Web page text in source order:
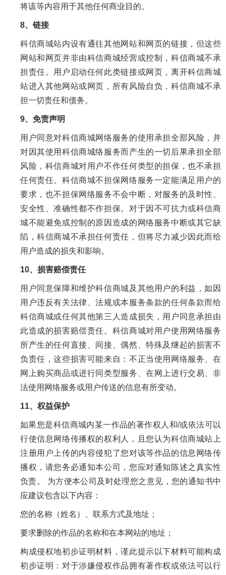
将该等内容用于其他任何商业目的。
8、链接
科信商城站内设有通往其他网站和网页的链接，但这些
网站和网页并非由科信商城经营或控制，科信商城不承
担责任。用户启动任何此类链接或网页，离开科信商城
站进入其他网站或网页，所有风险自负，科信商城不承
担一切责任和债务。
9、免责声明
用户同意对科信商城网络服务的使用承担全部风险，并
对因其使用科信商城络服务而产生的一切后果承担全部
风险，科信商城对用户不作任何类型的担保，也不承担
任何责任。科信商城不担保网络服务一定能满足用户的
要求，也不担保网络服务不会中断，对服务的及时性、
安全性、准确性都不作担保。对于因不可抗力或科信商
城不能避免或控制的原因造成的网络服务中断或其它缺
陷，科信商城不承担任何责任，但将尽力减少因此而给
用户造成的损失和影响。
10、损害赔偿责任
用户同意保障和维护科信商城及其他用户的利益，如因
用户违反有关法律、法规或本服务条款的任何条款而给
科信商城或任何其他第三人造成损失，用户同意承担由
此造成的损害赔偿责任。科信商城对用户使用网络服务
所产生的任何直接、间接、偶然、特殊及继起的损害不
负责任，这些损害可能来自：不正当使用网络服务、在
网上购买商品或进行同类型服务、在网上进行交易、非
法使用网络服务或用户传送的信息有所变动。
11、权益保护
如果您是科信商城内某一作品的著作权人和/或依法可以
行使信息网络传播权的权利人，且您认为科信商城站上
注册用户上传的内容侵犯了您对该等作品的信息网络传
播权，请您务必通知本公司，您应对通知陈述之真实性
负责。 为方便本公司及时处理您之意见，您的通知书中
应建议包含以下内容：
您的名称（姓名）、联系方式及地址；
要求删除的作品的名称和在本网站的地址；
构成侵权地初步证明材料，谨此提示以下材料可能构成
初步证明：对于涉嫌侵权作品拥有著作权或依法可以行